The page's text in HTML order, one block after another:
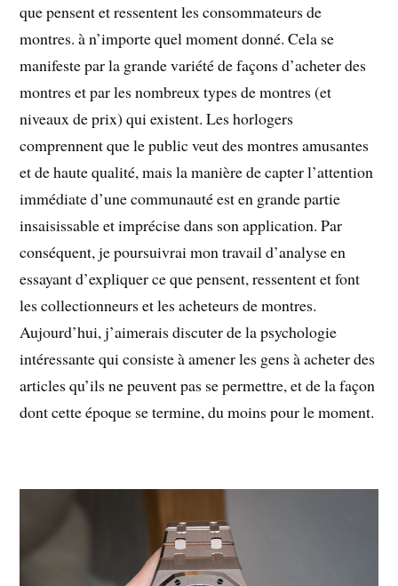
que pensent et ressentent les consommateurs de
montres. à n’importe quel moment donné. Cela se
manifeste par la grande variété de façons d’acheter des
montres et par les nombreux types de montres (et
niveaux de prix) qui existent. Les horlogers
comprennent que le public veut des montres amusantes
et de haute qualité, mais la manière de capter l’attention
immédiate d’une communauté est en grande partie
insaisissable et imprécise dans son application. Par
conséquent, je poursuivrai mon travail d’analyse en
essayant d’expliquer ce que pensent, ressentent et font
les collectionneurs et les acheteurs de montres.
Aujourd’hui, j’aimerais discuter de la psychologie
intéressante qui consiste à amener les gens à acheter des
articles qu’ils ne peuvent pas se permettre, et de la façon
dont cette époque se termine, du moins pour le moment.